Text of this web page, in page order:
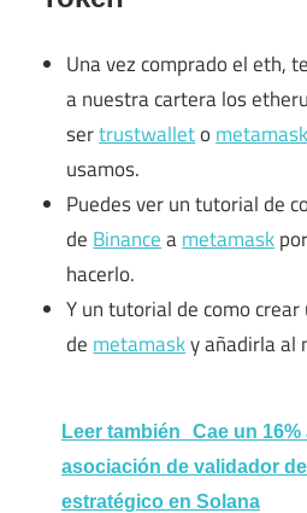
Una vez comprado el eth,
a nuestra cartera los
sertrustwalleto metamask
usamos.
Puedes ver un tutorial de
de Binanceametamask
hacerlo.
Y un tutorial de como
de metamasky añadirla al
Leer también
Cae un
asociación de validador
estratégico en Solana